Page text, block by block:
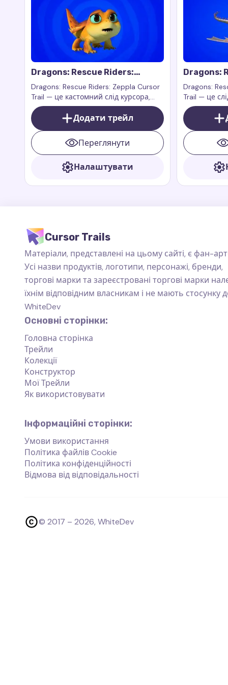
Dragons: Rescue Riders:
Zeppla Cursor Trail
Dragons: Rescue Riders: Zeppla Cursor
Trail — це кастомний слід курсора,
натхнений персонажем Зепплою з
шоу Dragons: Rescue Riders.
Додати трейл
Переглянути
Налаштувати
Dragons:
Cursor
Dragons:
Trail — це
серіалу
Cursor Trails
Матеріали, представлені на цьому сайті, є фан-
Усі назви продуктів, логотипи, персонажі, бренди,
торгові марки та зареєстровані торгові марки
їхнім відповідним власникам і не мають стосунку
WhiteDev
Основні сторінки:
Головна сторінка
Трейли
Колекції
Конструктор
Мої Трейли
Як використовувати
Інформаційні сторінки:
Умови використання
Політика файлів Cookie
Політика конфіденційності
Відмова від відповідальності
© 2017 – 2026, WhiteDev